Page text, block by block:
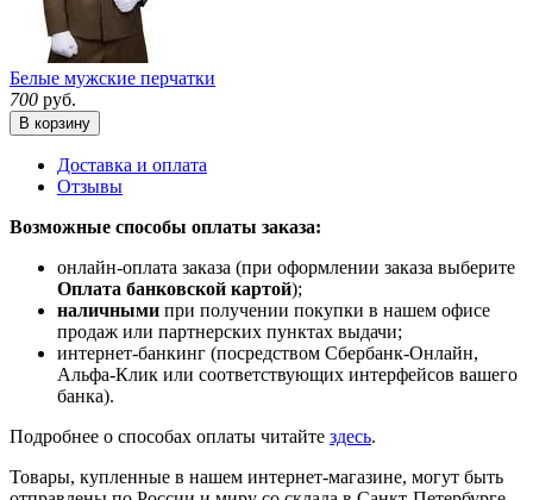
Белые мужские перчатки
700 руб.
В корзину
Доставка и оплата
Отзывы
Возможные способы оплаты заказа:
онлайн-оплата заказа (при оформлении заказа выберите
Оплата банковской картой);
наличными при получении покупки в нашем офисе
продаж или партнерских пунктах выдачи;
интернет-банкинг (посредством Сбербанк-Онлайн,
Альфа-Клик или соответствующих интерфейсов вашего
банка).
Подробнее о способах оплаты читайте здесь.
Товары, купленные в нашем интернет-магазине, могут быть